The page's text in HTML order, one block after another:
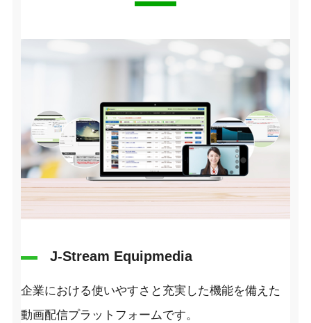
J-Stream Equipmedia
企業における使いやすさと充実した機能を備えた
動画配信プラットフォームです。